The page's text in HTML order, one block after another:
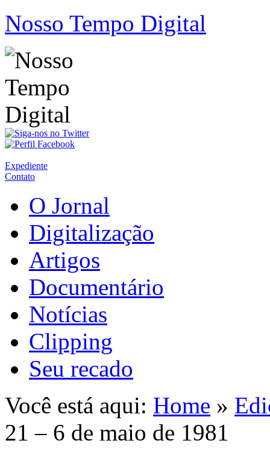
Nosso Tempo Digital
Expediente
Contato
O Jornal
Digitalização
Artigos
Documentário
Notícias
Clipping
Seu recado
Você está aqui: Home »
21 – 6 de maio de 1981